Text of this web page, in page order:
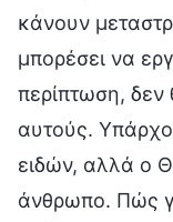
κάνουν
μπορέσει να
περίπτωση, δεν
αυτούς.
ειδών, αλλά ο
άνθρωπο. Πώς